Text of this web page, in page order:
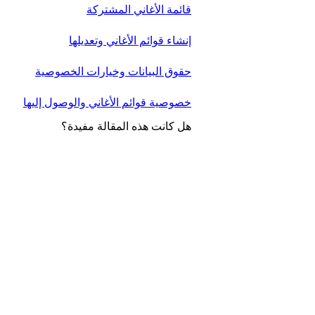
قائمة الأغاني المشتركة
إنشاء قوائم الأغاني وتعديلها
حقوق البيانات وخيارات الخصوصية
خصوصية قوائم الأغاني والوصول إليها
هل كانت هذه المقالة مفيدة؟